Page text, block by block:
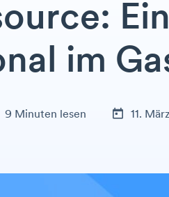
im
9 Minuten lesen 11.